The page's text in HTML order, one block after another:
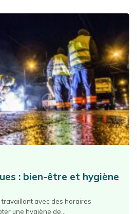
: bien-être et hygiène
avec des horaires
une hygiène de...